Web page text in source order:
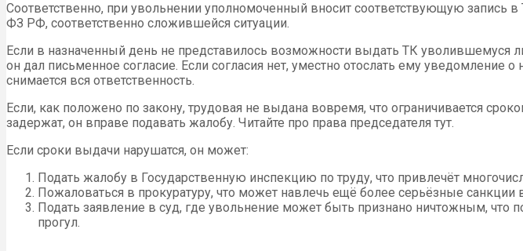
Соответственно, при увольнении уполномоченный вносит соответствующую запись
ФЗ РФ, соответственно сложившейся ситуации.
Если в назначенный день не представилось возможности выдать ТК уволившемуся
он дал письменное согласие. Если согласия нет, уместно отослать ему уведомление
снимается вся ответственность.
Если, как положено по закону, трудовая не выдана вовремя, что ограничивается
задержат, он вправе подавать жалобу. Читайте про права председателя тут.
Если сроки выдачи нарушатся, он может:
Подать жалобу в Государственную инспекцию по труду, что привлечёт
Пожаловаться в прокуратуру, что может навлечь ещё более серьёзные
Подать заявление в суд, где увольнение может быть признано ничтожным,
прогул.